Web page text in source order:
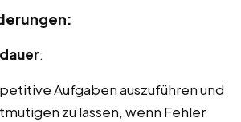
:
Aufgaben auszuführen und
zu lassen, wenn Fehler